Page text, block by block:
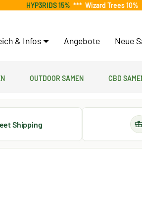
HYP3RIDS 15% *** Wizard Trees 10%
& Infos Angebote Neue
Outdoor Samen CBD
Shipping